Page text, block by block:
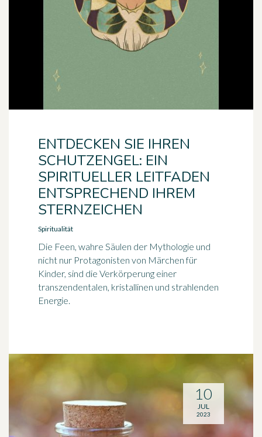
ENTDECKEN SIE IHREN
SCHUTZENGEL: EIN
SPIRITUELLER LEITFADEN
ENTSPRECHEND IHREM
STERNZEICHEN
Spiritualität
Die Feen, wahre Säulen der Mythologie und
nicht nur Protagonisten von Märchen für
Kinder, sind die Verkörperung einer
transzendentalen, kristallinen und strahlenden
Energie.
10
JUL
2023